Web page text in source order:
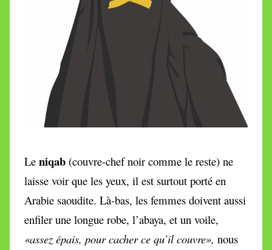
Le niqab (couvre-chef noir comme le reste) ne
laisse voir que les yeux, il est surtout porté en
Arabie saoudite. Là-bas, les femmes doivent aussi
enfiler une longue robe, l’abaya, et un voile,
«assez épais, pour cacher ce qu’il couvre», nous